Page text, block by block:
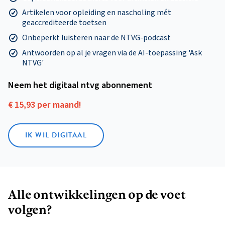
Artikelen voor opleiding en nascholing mét
geaccrediteerde toetsen
Onbeperkt luisteren naar de NTVG-podcast
Antwoorden op al je vragen via de AI-toepassing 'Ask
NTVG'
Neem het digitaal ntvg abonnement
€ 15,93 per maand!
IK WIL DIGITAAL
Alle ontwikkelingen op de voet
volgen?